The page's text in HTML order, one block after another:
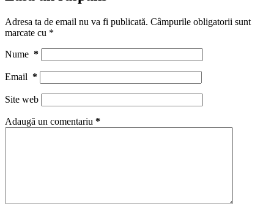
Adresa ta de email nu va fi publicată. Câmpurile obligatorii sunt
marcate cu *
Nume *
Email *
Site web
Adaugă un comentariu *